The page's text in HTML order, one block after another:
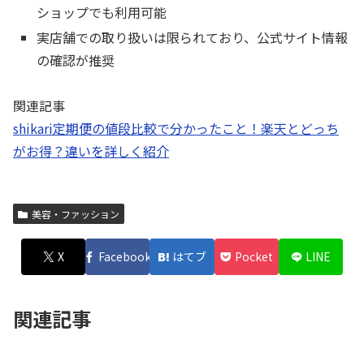
ショップでも利用可能
実店舗での取り扱いは限られており、公式サイト情報
の確認が推奨
関連記事
shikari定期便の値段比較で分かったこと！楽天とどっち
がお得？違いを詳しく紹介
美容・ファッション
X Facebook はてブ Pocket LINE
関連記事